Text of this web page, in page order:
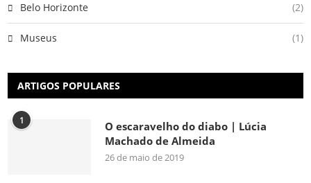
Belo Horizonte (2)
Museus (1)
ARTIGOS POPULARES
1
O escaravelho do diabo | Lúcia
Machado de Almeida
26 de maio de 2019